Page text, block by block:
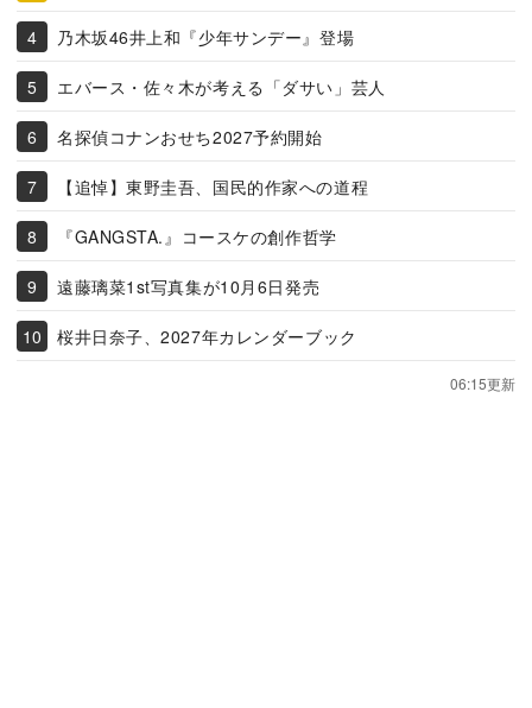
乃木坂46井上和『少年サンデー』登場
エバース・佐々木が考える「ダサい」芸人
名探偵コナンおせち2027予約開始
【追悼】東野圭吾、国民的作家への道程
『GANGSTA.』コースケの創作哲学
遠藤璃菜1st写真集が10月6日発売
桜井日奈子、2027年カレンダーブック
06:15更新